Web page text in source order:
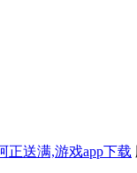
正送满,游戏app下载